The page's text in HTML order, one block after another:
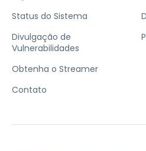
Status do Sistema
Divulgação de
Vulnerabilidades
Obtenha o Streamer
Contato